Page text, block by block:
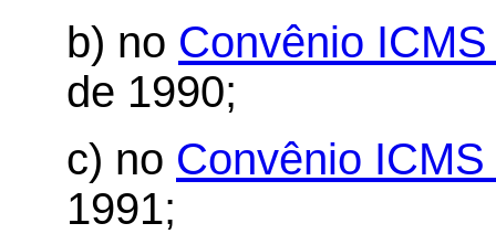
b) no Convênio
de 1990;
c) no Convênio
1991;